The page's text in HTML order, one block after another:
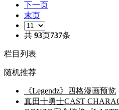
下一页
末页
共 93页737条
栏目列表
随机推荐
《Legendz》四格漫画预览
真田十勇士CAST